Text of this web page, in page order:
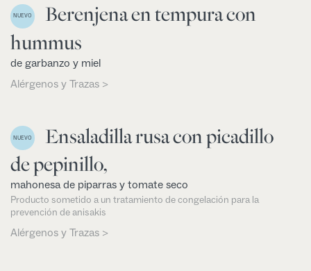
NUEVO
Berenjena en tempura con
hummus
de garbanzo y miel
Alérgenos y Trazas >
NUEVO
Ensaladilla rusa con picadillo
de pepinillo,
mahonesa de piparras y tomate seco
Producto sometido a un tratamiento de congelación para la
prevención de anisakis
Alérgenos y Trazas >